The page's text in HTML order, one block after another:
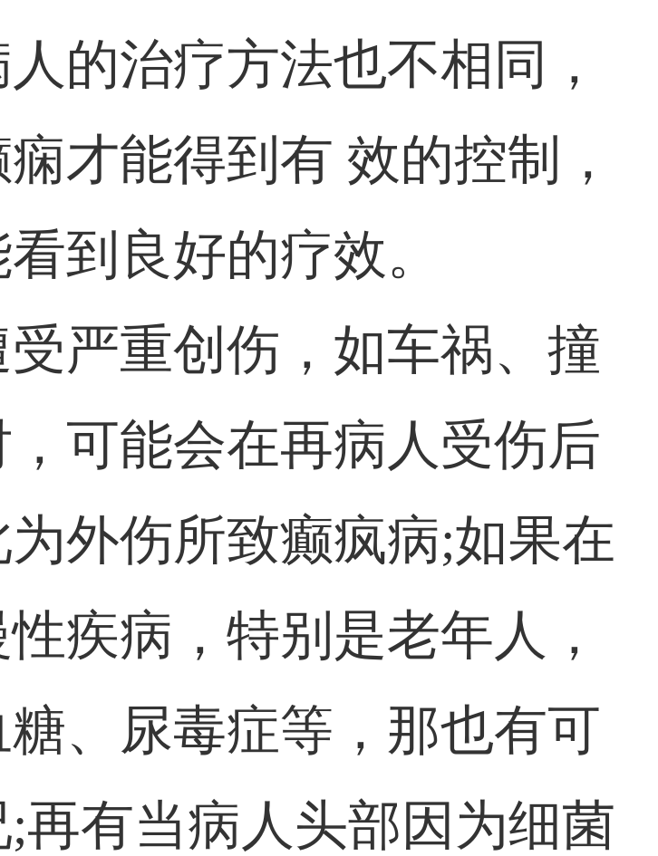
的治疗方法也不相同，
才能得到有 效的控制，
到良好的疗效。
严重创伤，如车祸、撞
可能会在再病人受伤后
外伤所致癫疯病;如果在
疾病，特别是老年人，
、尿毒症等，那也有可
再有当病人头部因为细菌